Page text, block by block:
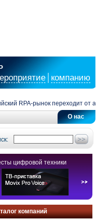
компанию
RPA-рынок переходит от
О нас
цифровой техники
компаний